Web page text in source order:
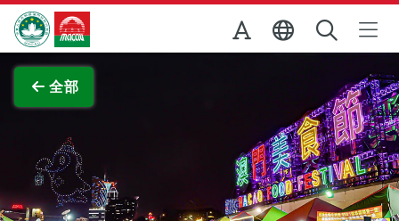
跳至主内容
澳門特別行政區政府旅遊局
全部